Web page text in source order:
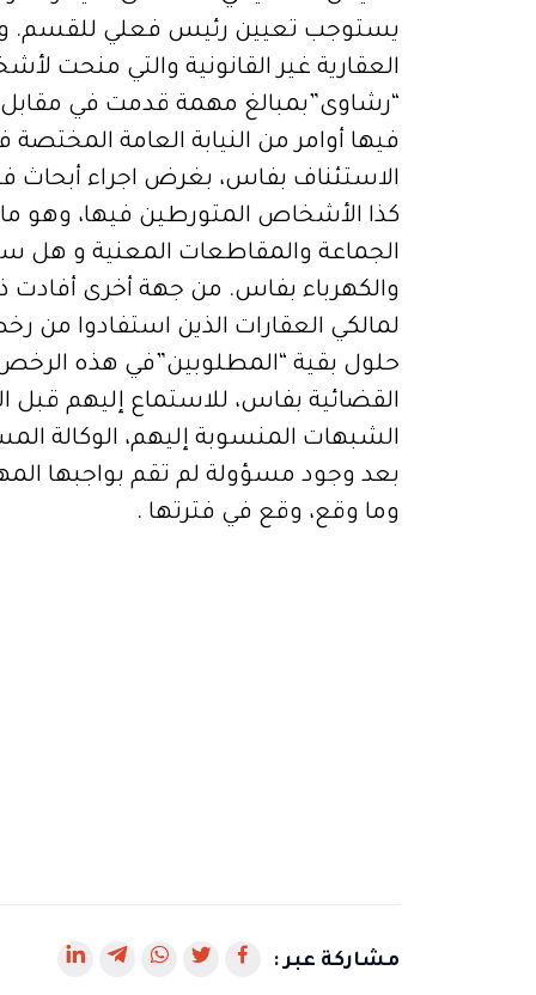
يستوجب تعيين رئيس فعلي للقسم.
العقارية غير القانونية والتي منحت
“رشاوى”بمبالغ مهمة قدمت في
فيها أوامر من النيابة العامة
الاستئناف بفاس، بغرض اجراء أبحاث
كذا الأشخاص المتورطين فيها،
الجماعة والمقاطعات المعنية و هل
والكهرباء بفاس. من جهة أخرى أفادت
لمالكي العقارات الذين استفادوا
حلول بقية “المطلوبين”في هذه
القضائية بفاس، للاستماع إليهم
الشبهات المنسوبة إليهم، الوكالة
بعد وجود مسؤولة لم تقم بواجبها
وما وقع، وقع في فترتها .
مشاركة عبر :
رابط رابطرابطرابطرابط